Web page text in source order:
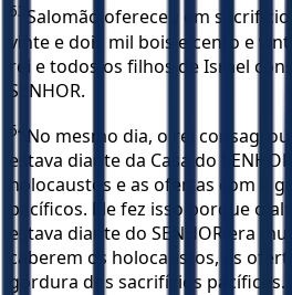
63 Salomão ofereceu em
vinte e dois mil bois e cento e
rei e todos os filhos de Israel
SENHOR.
64 No mesmo dia, o rei
estava diante da Casa do
holocaustos e as ofertas com a
pacíficos. Ele fez isso porque o
estava diante do SENHOR era
caberem os holocaustos, as
gordura dos sacrifícios pacíficos.